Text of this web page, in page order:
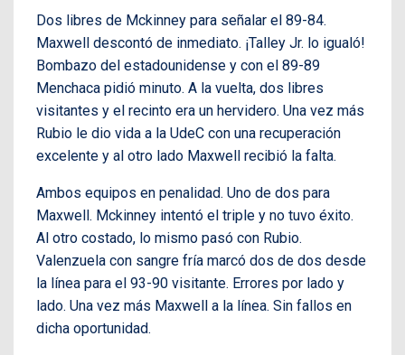
Dos libres de Mckinney para señalar el 89-84.
Maxwell descontó de inmediato. ¡Talley Jr. lo igualó!
Bombazo del estadounidense y con el 89-89
Menchaca pidió minuto. A la vuelta, dos libres
visitantes y el recinto era un hervidero. Una vez más
Rubio le dio vida a la UdeC con una recuperación
excelente y al otro lado Maxwell recibió la falta.
Ambos equipos en penalidad. Uno de dos para
Maxwell. Mckinney intentó el triple y no tuvo éxito.
Al otro costado, lo mismo pasó con Rubio.
Valenzuela con sangre fría marcó dos de dos desde
la línea para el 93-90 visitante. Errores por lado y
lado. Una vez más Maxwell a la línea. Sin fallos en
dicha oportunidad.